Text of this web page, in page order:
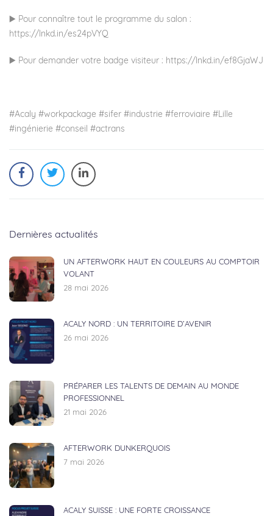
▶️ Pour connaître tout le programme du salon :
https://lnkd.in/es24pVYQ
▶️ Pour demander votre badge visiteur : https://lnkd.in/ef8GjaWJ
#Acaly #workpackage #sifer #industrie #ferroviaire #Lille
#ingénierie #conseil #actrans
Dernières actualités
UN AFTERWORK HAUT EN COULEURS AU COMPTOIR
VOLANT
28 mai 2026
ACALY NORD : UN TERRITOIRE D’AVENIR
26 mai 2026
PRÉPARER LES TALENTS DE DEMAIN AU MONDE
PROFESSIONNEL
21 mai 2026
AFTERWORK DUNKERQUOIS
7 mai 2026
ACALY SUISSE : UNE FORTE CROISSANCE